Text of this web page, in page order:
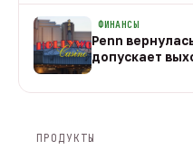
ФИНАНСЫ
Penn
допускает
ПРОДУКТЫ